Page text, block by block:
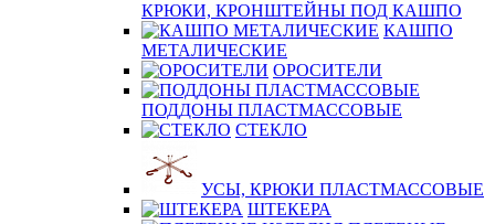
КРЮКИ, КРОНШТЕЙНЫ ПОД КАШПО
КАШПО
МЕТАЛИЧЕСКИЕ
ОРОСИТЕЛИ
ПОДДОНЫ ПЛАСТМАССОВЫЕ
СТЕКЛО
УСЫ, КРЮКИ ПЛАСТМАССОВЫЕ
ШТЕКЕРА